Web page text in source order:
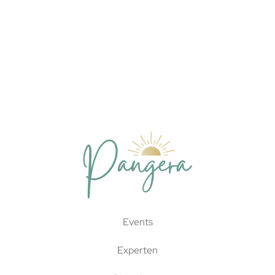
Events
Experten